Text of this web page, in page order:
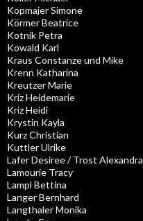
Kopmajer Simone
Körmer Beatrice
Kotnik Petra
Kowald Karl
Kraus Constanze und Mike
Krenn Katharina
Kreutzer Marie
Kriz Heidemarie
Kriz Heidi
Krystin Kayla
Kurz Christian
Kuttler Ulrike
Lafer Desiree / Trost Alexandra
Lamourie Tracy
Lampl Bettina
Langer Bernhard
Langthaler Monika